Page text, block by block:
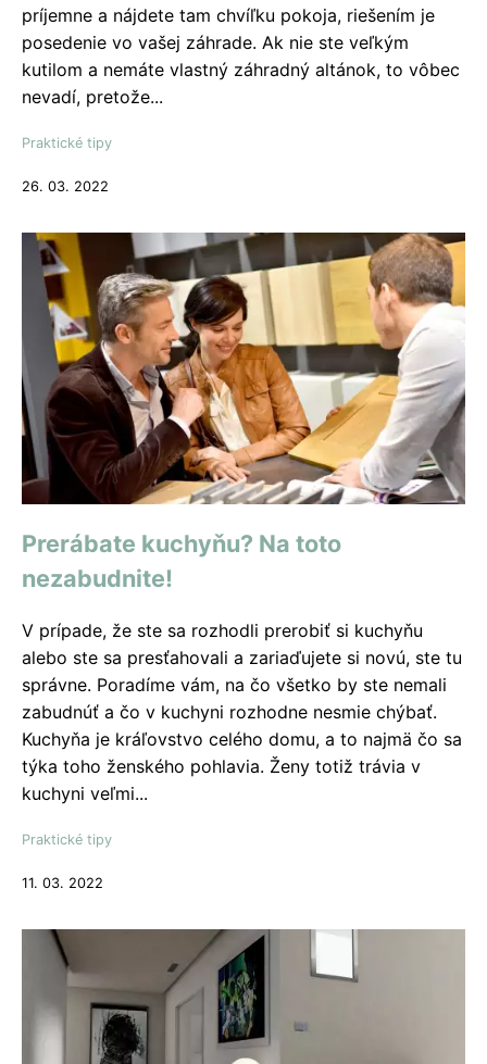
príjemne a nájdete tam chvíľku pokoja, riešením je
posedenie vo vašej záhrade. Ak nie ste veľkým
kutilom a nemáte vlastný záhradný altánok, to vôbec
nevadí, pretože...
Praktické tipy
26. 03. 2022
Prerábate kuchyňu? Na toto
nezabudnite!
V prípade, že ste sa rozhodli prerobiť si kuchyňu
alebo ste sa presťahovali a zariaďujete si novú, ste tu
správne. Poradíme vám, na čo všetko by ste nemali
zabudnúť a čo v kuchyni rozhodne nesmie chýbať.
Kuchyňa je kráľovstvo celého domu, a to najmä čo sa
týka toho ženského pohlavia. Ženy totiž trávia v
kuchyni veľmi...
Praktické tipy
11. 03. 2022